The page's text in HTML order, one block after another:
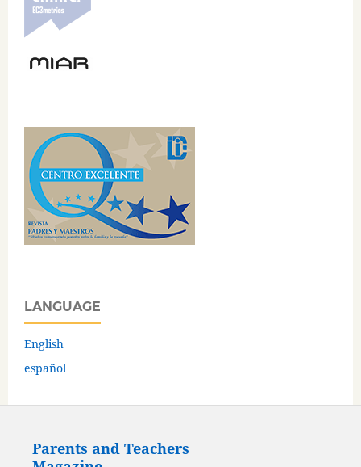
LANGUAGE
English
español
Parents and Teachers